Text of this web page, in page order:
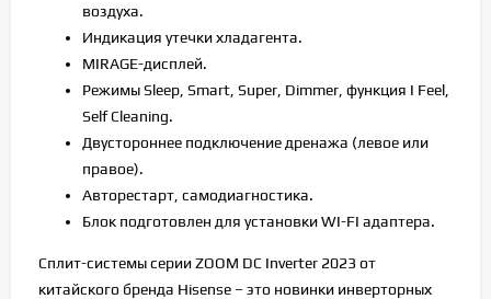
воздуха.
Индикация утечки хладагента.
MIRAGE-дисплей.
Режимы Sleep, Smart, Super, Dimmer, функция I Feel,
Self Cleaning.
Двустороннее подключение дренажа (левое или
правое).
Авторестарт, самодиагностика.
Блок подготовлен для установки WI-FI адаптера.
Сплит-системы серии ZOOM DC Inverter 2023 от
китайского бренда Hisense – это новинки инверторных